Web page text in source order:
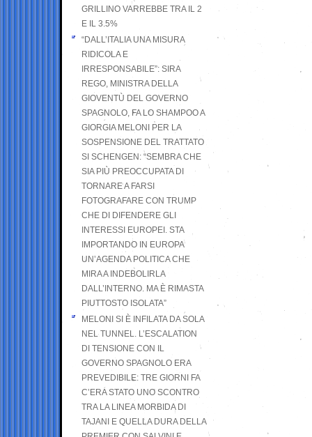
GRILLINO VARREBBE TRA IL 2
E IL 3.5%
“DALL’ITALIA UNA MISURA
RIDICOLA E
IRRESPONSABILE”: SIRA
REGO, MINISTRA DELLA
GIOVENTÙ DEL GOVERNO
SPAGNOLO, FA LO SHAMPOO A
GIORGIA MELONI PER LA
SOSPENSIONE DEL TRATTATO
SI SCHENGEN: “SEMBRA CHE
SIA PIÙ PREOCCUPATA DI
TORNARE A FARSI
FOTOGRAFARE CON TRUMP
CHE DI DIFENDERE GLI
INTERESSI EUROPEI. STA
IMPORTANDO IN EUROPA
UN’AGENDA POLITICA CHE
MIRA A INDEBOLIRLA
DALL’INTERNO. MA È RIMASTA
PIUTTOSTO ISOLATA”
MELONI SI È INFILATA DA SOLA
NEL TUNNEL. L’ESCALATION
DI TENSIONE CON IL
GOVERNO SPAGNOLO ERA
PREVEDIBILE: TRE GIORNI FA
C’ERA STATO UNO SCONTRO
TRA LA LINEA MORBIDA DI
TAJANI E QUELLA DURA DELLA